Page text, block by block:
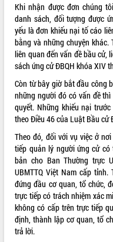
Khi nhận được đơn chúng
danh sách, đối tượng được
yếu là đơn khiếu nại tố cáo
bằng và những chuyện
liên quan đến vấn đề bầu cử,
sách ứng cử ĐBQH khóa XIV
Còn từ bây giờ bắt đầu công
những người đó có vấn đề
quyết. Những khiếu nại
theo Điều 46 của Luật Bầu cử
Theo đó, đối với vụ việc ở
tiếp quản lý người ứng cử
bản cho Ban Thường trực
UBMTTQ Việt Nam cấp
đứng đầu cơ quan, tổ chức,
trực tiếp có trách nhiệm xác
không có cấp trên trực tiếp
định, thành lập cơ quan, tổ
trả lời.